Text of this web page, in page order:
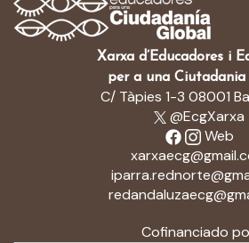
Xarxa d’Educadores i
per a una Ciutadania
C/ Tàpies 1-3 08001
@EcgXarxa
Web
Cofinanciado